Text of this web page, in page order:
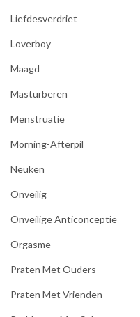
Liefdesverdriet
Loverboy
Maagd
Masturberen
Menstruatie
Morning-Afterpil
Neuken
Onveilig
Onveilige Anticonceptie
Orgasme
Praten Met Ouders
Praten Met Vrienden